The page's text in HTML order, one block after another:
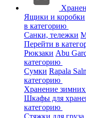
Ящики и коробки
в категорию
Санки, тележки
Перейти в
Рюкзаки Abu
категорию
Сумки Rapala
категорию
Хранение зимних
Шкафы для
категорию
Стяжки для груза